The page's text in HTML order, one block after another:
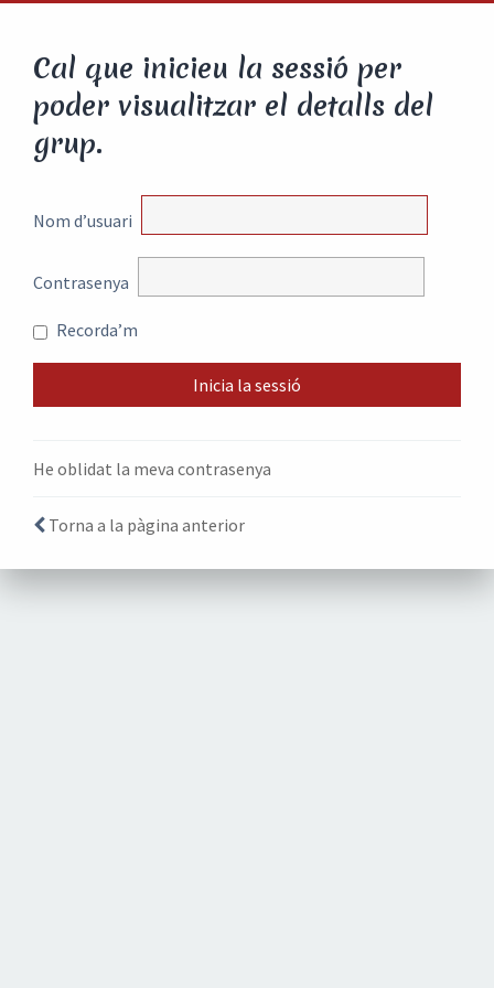
Cal que inicieu la sessió per
poder visualitzar el detalls del
grup.
Nom d’usuari
Contrasenya
Recorda’m
He oblidat la meva contrasenya
Torna a la pàgina anterior